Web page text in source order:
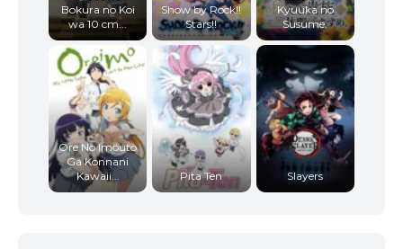
Bokura no Koi
wa 10 cm...
Show by Rock!!
Stars!!
Kyuuka no
Susume.
Ore No Imouto
Ga Konnani
Kawaii...
Pita Ten Slayers